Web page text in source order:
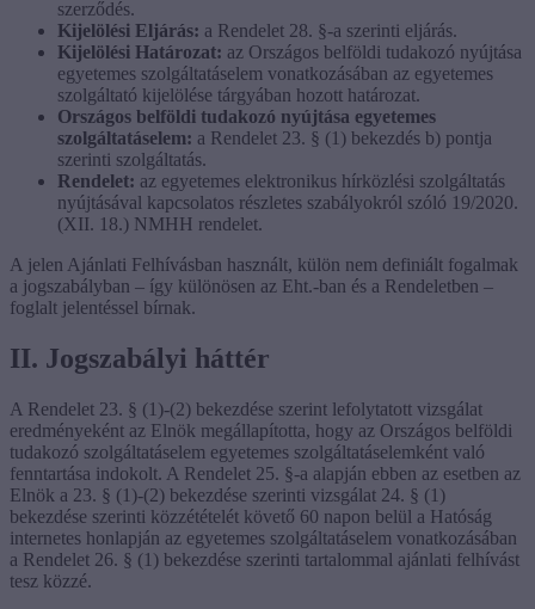
szerződés.
Kijelölési Eljárás: a Rendelet 28. §-a szerinti eljárás.
Kijelölési Határozat: az Országos belföldi tudakozó nyújtása
egyetemes szolgáltatáselem vonatkozásában az egyetemes
szolgáltató kijelölése tárgyában hozott határozat.
Országos belföldi tudakozó nyújtása egyetemes
szolgáltatáselem: a Rendelet 23. § (1) bekezdés b) pontja
szerinti szolgáltatás.
Rendelet: az egyetemes elektronikus hírközlési szolgáltatás
nyújtásával kapcsolatos részletes szabályokról szóló 19/2020.
(XII. 18.) NMHH rendelet.
A jelen Ajánlati Felhívásban használt, külön nem definiált fogalmak
a jogszabályban – így különösen az Eht.-ban és a Rendeletben –
foglalt jelentéssel bírnak.
II. Jogszabályi háttér
A Rendelet 23. § (1)-(2) bekezdése szerint lefolytatott vizsgálat
eredményeként az Elnök megállapította, hogy az Országos belföldi
tudakozó szolgáltatáselem egyetemes szolgáltatáselemként való
fenntartása indokolt. A Rendelet 25. §-a alapján ebben az esetben az
Elnök a 23. § (1)-(2) bekezdése szerinti vizsgálat 24. § (1)
bekezdése szerinti közzétételét követő 60 napon belül a Hatóság
internetes honlapján az egyetemes szolgáltatáselem vonatkozásában
a Rendelet 26. § (1) bekezdése szerinti tartalommal ajánlati felhívást
tesz közzé.